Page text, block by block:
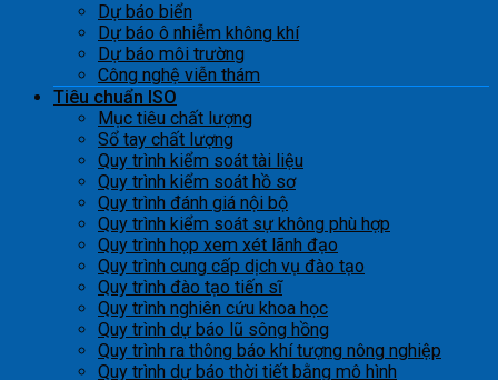
Dự báo biển
Dự báo ô nhiễm không khí
Dự báo môi trường
Công nghệ viễn thám
Tiêu chuẩn ISO
Mục tiêu chất lượng
Sổ tay chất lượng
Quy trình kiểm soát tài liệu
Quy trình kiểm soát hồ sơ
Quy trình đánh giá nội bộ
Quy trình kiểm soát sự không phù hợp
Quy trình họp xem xét lãnh đạo
Quy trình cung cấp dịch vụ đào tạo
Quy trình đào tạo tiến sĩ
Quy trình nghiên cứu khoa học
Quy trình dự báo lũ sông hồng
Quy trình ra thông báo khí tượng nông nghiệp
Quy trình dự báo thời tiết bằng mô hình